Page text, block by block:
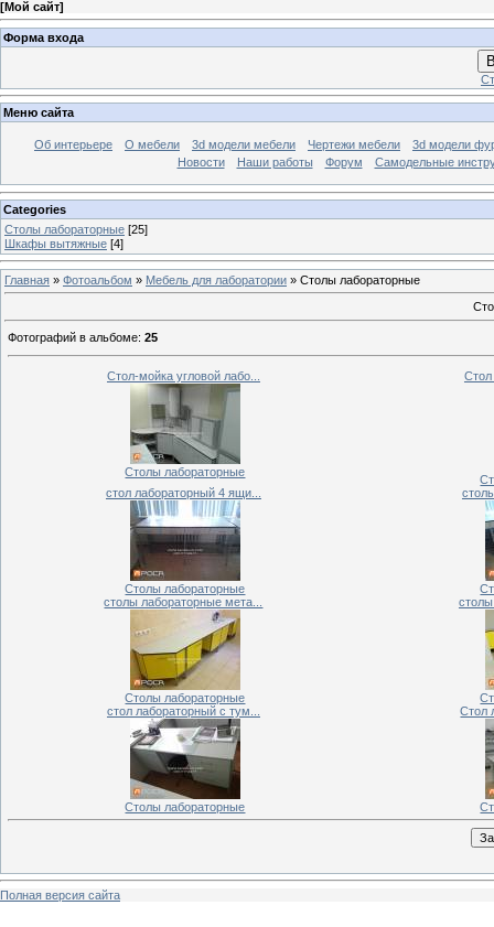
[Мой сайт]
Форма входа
Меню сайта
Об интерьере О мебели 3d модели мебели Чертежи мебели
3d модели
Новости
Наши работы Форум Самодельные
Categories
Столы лабораторные [25]
Шкафы вытяжные [4]
Главная » Фотоальбом » Мебель для лаборатории » Столы лабораторные
Фотографий в альбоме: 25
Стол-мойка угловой лабо...
Столы лабораторные
Стол
стол лабораторный 4 ящи...
Столы лабораторные
столы лабораторные мета...
Столы лабораторные
стол лабораторный с тум...
Столы лабораторные
Стол
Полная версия сайта